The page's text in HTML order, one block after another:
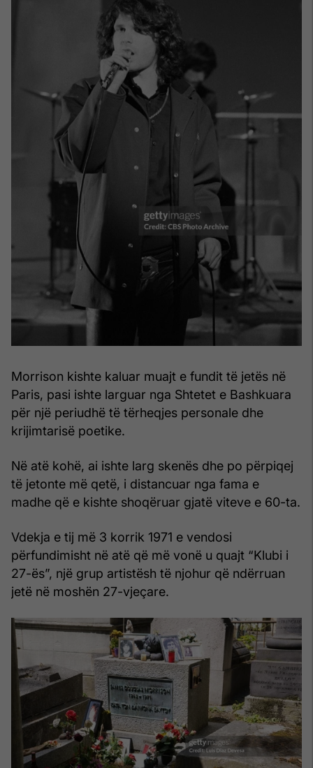
Morrison kishte kaluar muajt e fundit të jetës në
Paris, pasi ishte larguar nga Shtetet e Bashkuara
për një periudhë të tërheqjes personale dhe
krijimtarisë poetike.
Në atë kohë, ai ishte larg skenës dhe po përpiqej
të jetonte më qetë, i distancuar nga fama e
madhe që e kishte shoqëruar gjatë viteve e 60-ta.
Vdekja e tij më 3 korrik 1971 e vendosi
përfundimisht në atë që më vonë u quajt “Klubi i
27-ës”, një grup artistësh të njohur që ndërruan
jetë në moshën 27-vjeçare.